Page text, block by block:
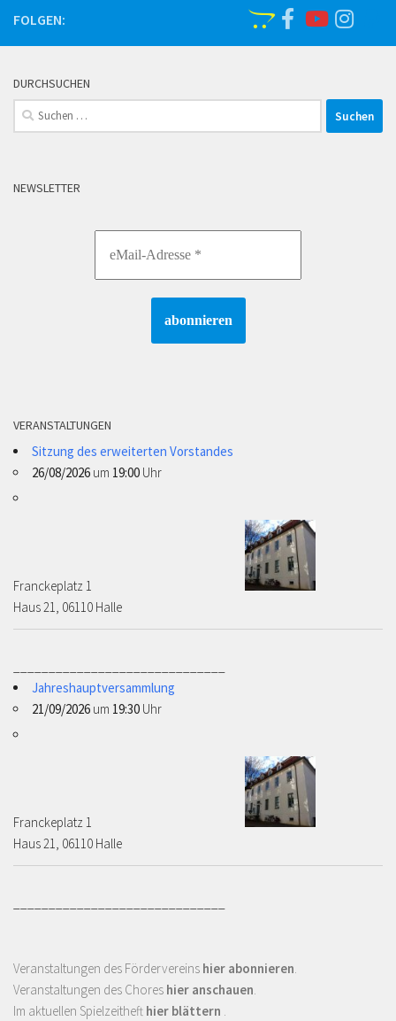
FOLGEN:
DURCHSUCHEN
Suchen
nach:
NEWSLETTER
VERANSTALTUNGEN
Sitzung des erweiterten Vorstandes
26/08/2026 um 19:00 Uhr
Franckeplatz 1 ­­­­
Haus 21, 06110 Halle
Jahreshauptversammlung
21/09/2026 um 19:30 Uhr
Franckeplatz 1 ­­­­
Haus 21, 06110 Halle
Veranstaltungen des Fördervereins hier abonnieren.
Veranstaltungen des Chores hier anschauen.
Im aktuellen Spielzeitheft hier blättern .